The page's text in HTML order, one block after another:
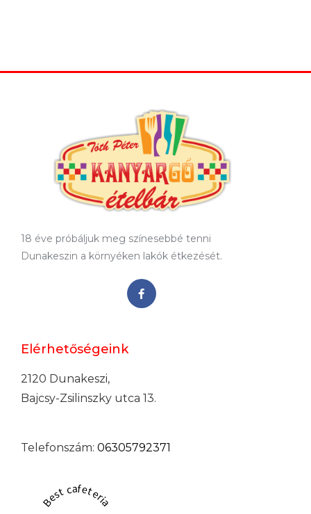
18 éve próbáljuk meg színesebbé tenni
Dunakeszin a környéken lakók étkezését.
Elérhetőségeink
2120 Dunakeszi,
Bajcsy-Zsilinszky utca 13.
Telefonszám: 06305792371
Best cafeteria